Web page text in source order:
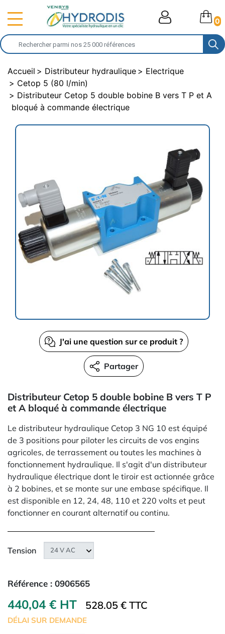
0
Accueil Distributeur hydraulique
Electrique
Cetop 5 (80 l/min)
Distributeur Cetop 5 double bobine B vers T P et A
bloqué à commande électrique
J'ai une question sur ce produit ?
Partager
Distributeur Cetop 5 double bobine B vers T P
et A bloqué à commande électrique
Le distributeur hydraulique Cetop 3 NG 10 est équipé
de 3 positions pour piloter les circuits de vos engins
agricoles, de terrassement ou toutes les machines à
fonctionnement hydraulique. Il s'agit d'un distributeur
hydraulique électrique dont le tiroir est actionnée grâce
à 2 bobines, et se monte sur une embase spécifique. Il
est disponible en 12, 24, 48, 110 et 220 volts et peut
fonctionner en courant alternatif ou continu.
Tension
Référence : 0906565
440,04 € HT 528.05 € TTC
DÉLAI SUR DEMANDE